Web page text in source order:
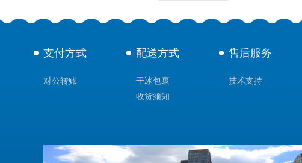
支付方式
对公转账
配送方式
干冰包裹
收货须知
售后服务
技术支持